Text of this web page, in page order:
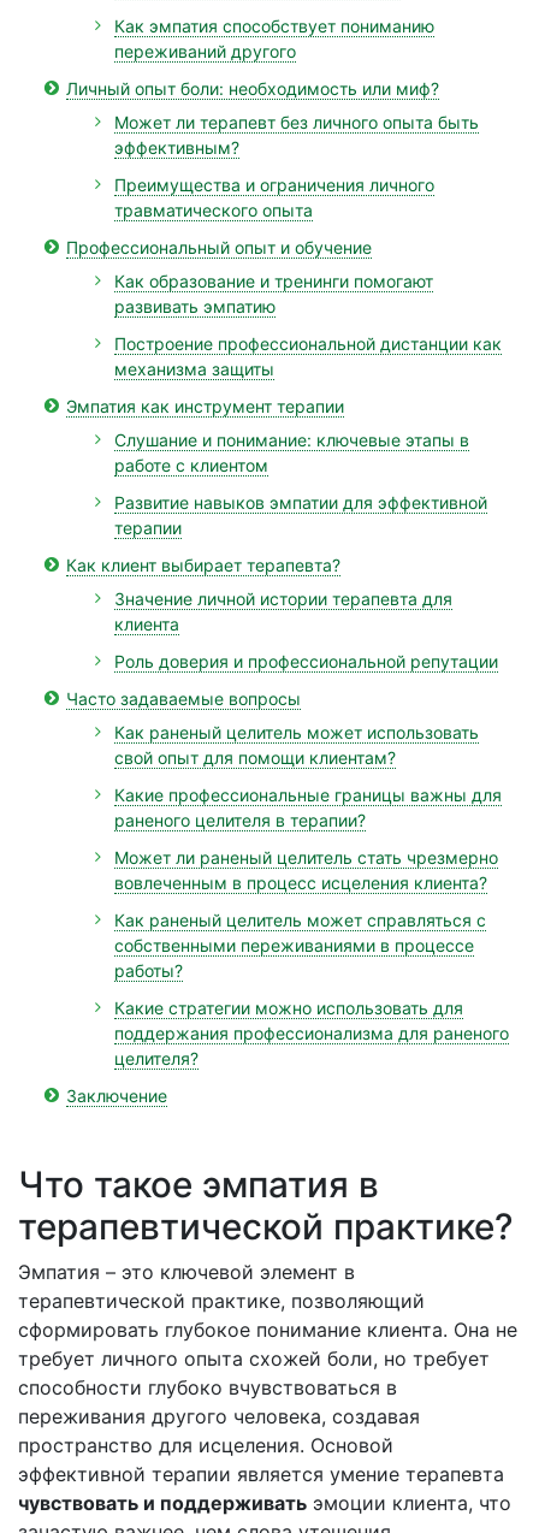
Как эмпатия способствует пониманию
переживаний другого
Личный опыт боли: необходимость или миф?
Может ли терапевт без личного опыта быть
эффективным?
Преимущества и ограничения личного
травматического опыта
Профессиональный опыт и обучение
Как образование и тренинги помогают
развивать эмпатию
Построение профессиональной дистанции как
механизма защиты
Эмпатия как инструмент терапии
Слушание и понимание: ключевые этапы в
работе с клиентом
Развитие навыков эмпатии для эффективной
терапии
Как клиент выбирает терапевта?
Значение личной истории терапевта для
клиента
Роль доверия и профессиональной репутации
Часто задаваемые вопросы
Как раненый целитель может использовать
свой опыт для помощи клиентам?
Какие профессиональные границы важны для
раненого целителя в терапии?
Может ли раненый целитель стать чрезмерно
вовлеченным в процесс исцеления клиента?
Как раненый целитель может справляться с
собственными переживаниями в процессе
работы?
Какие стратегии можно использовать для
поддержания профессионализма для раненого
целителя?
Заключение
Что такое эмпатия в
терапевтической практике?
Эмпатия – это ключевой элемент в
терапевтической практике, позволяющий
сформировать глубокое понимание клиента. Она не
требует личного опыта схожей боли, но требует
способности глубоко вчувствоваться в
переживания другого человека, создавая
пространство для исцеления. Основой
эффективной терапии является умение терапевта
чувствовать и поддерживать эмоции клиента, что